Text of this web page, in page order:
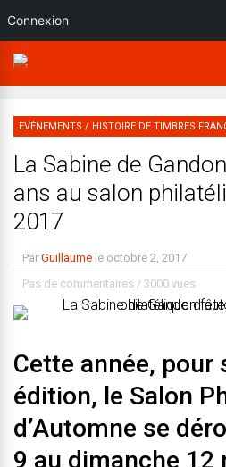
EVÉNEMENTS / HISTOIRE DE TIMBRES
La Sabine de
ans au salon
2017
Par Guillaume le octobre 2, 2017
Pas de commentaires / 3000 vues
Cette année, pour
édition, le Salon
d’Automne se
9 au dimanche 12
Connexion